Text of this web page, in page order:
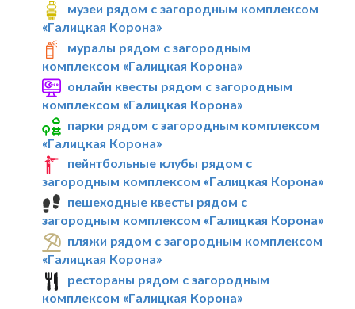
музеи рядом с загородным комплексом
«Галицкая Корона»
муралы рядом с загородным
комплексом «Галицкая Корона»
онлайн квесты рядом с загородным
комплексом «Галицкая Корона»
парки рядом с загородным комплексом
«Галицкая Корона»
пейнтбольные клубы рядом с
загородным комплексом «Галицкая Корона»
пешеходные квесты рядом с
загородным комплексом «Галицкая Корона»
пляжи рядом с загородным комплексом
«Галицкая Корона»
рестораны рядом с загородным
комплексом «Галицкая Корона»